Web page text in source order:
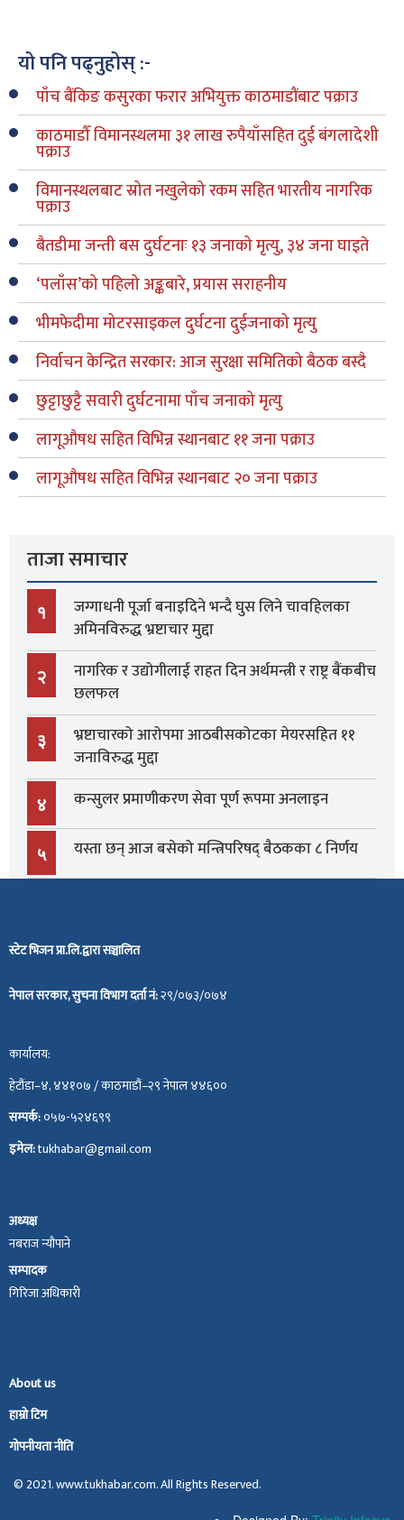
यो पनि पढ्नुहोस् :-
पाँच बैंकिङ कसुरका फरार अभियुक्त काठमाडौंबाट पक्राउ
काठमाडौँ विमानस्थलमा ३१ लाख रुपैयाँसहित दुई बंगलादेशी
पक्राउ
विमानस्थलबाट स्रोत नखुलेको रकम सहित भारतीय नागरिक
पक्राउ
बैतडीमा जन्ती बस दुर्घटनाः १३ जनाको मृत्यु, ३४ जना घाइते
‘पलाँस’को पहिलो अङ्कबारे, प्रयास सराहनीय
भीमफेदीमा मोटरसाइकल दुर्घटना दुईजनाको मृत्यु
निर्वाचन केन्द्रित सरकार: आज सुरक्षा समितिको बैठक बस्दै
छुट्टाछुट्टै सवारी दुर्घटनामा पाँच जनाको मृत्यु
लागूऔषध सहित विभिन्न स्थानबाट ११ जना पक्राउ
लागूऔषध सहित विभिन्न स्थानबाट २० जना पक्राउ
ताजा समाचार
१
जग्गाधनी पूर्जा बनाइदिने भन्दै घुस लिने चावहिलका
अमिनविरुद्ध भ्रष्टाचार मुद्दा
२
नागरिक र उद्योगीलाई राहत दिन अर्थमन्त्री र राष्ट्र बैंकबीच
छलफल
३
भ्रष्टाचारको आरोपमा आठबीसकोटका मेयरसहित ११
जनाविरुद्ध मुद्दा
४ कन्सुलर प्रमाणीकरण सेवा पूर्ण रूपमा अनलाइन
५ यस्ता छन् आज बसेको मन्त्रिपरिषद् बैठकका ८ निर्णय
स्टेट भिजन प्रा.लि.द्वारा सञ्चालित
नेपाल सरकार, सुचना विभाग दर्ता नं:२९/०७३/०७४
कार्यालय:
हेटौंडा–४, ४४१०७ / काठमाडौं–२९ नेपाल ४४६००
सम्पर्क:०५७-५२४६९९
इमेल:tukhabar@gmail.com
अध्यक्ष
नबराज न्यौपाने
सम्पादक
गिरिजा अधिकारी
About us
हाम्रो टिम
गोपनीयता नीति
© 2021. www.tukhabar.com. All Rights Reserved.